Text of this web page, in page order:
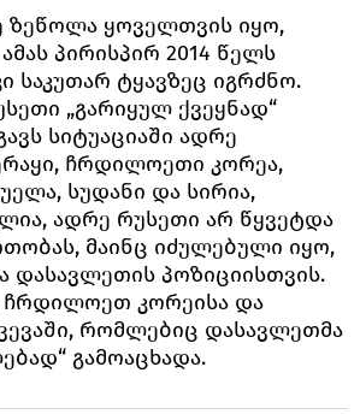
ზეწოლა ყოველთვის იყო,
პირისპირ 2014 წელს
საკუთარ ტყავზეც იგრძნო.
„გარიყულ ქვეყნად“
სიტუაციაში ადრე
ჩრდილოეთი კორეა,
სუდანი და სირია,
ადრე რუსეთი არ წყვეტდა
მაინც იძულებული იყო,
დასავლეთის პოზიციისთვის.
ჩრდილოეთ კორეისა და
რომლებიც დასავლეთმა
გამოაცხადა.